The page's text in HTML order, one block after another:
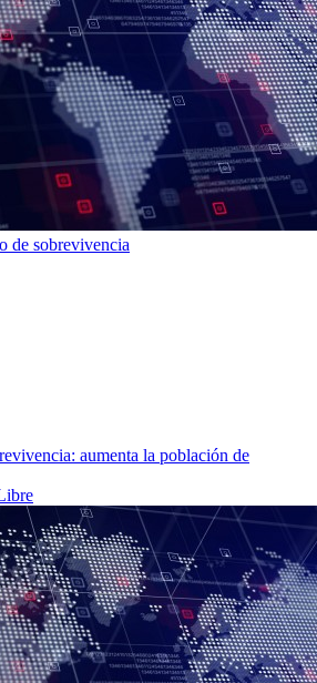
de sobrevivencia
aumenta la población de